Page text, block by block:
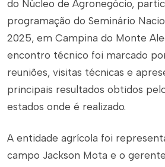
do Núcleo de Agronegócio,
programação do Seminário
2025, em Campina do Monte
encontro técnico foi marcado
reuniões, visitas técnicas e
principais resultados obtidos
estados onde é realizado.
A entidade agrícola foi
campo Jackson Mota e o